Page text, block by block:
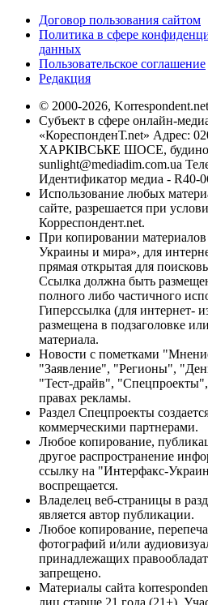
Договор пользования сайтом
Политика в сфере
данных
Пользовательское соглашение
Редакция
© 2000-2026, Korrespondent.net
Субъект в сфере онлайн-
«КореспонденТ.net» Адрес:
ХАРКІВСЬКЕ ШОСЕ, будинок
sunlight@mediadim.com.ua
Идентификатор медиа - R40-
Использование любых
сайте, разрешается при
Корреспондент.net.
При копировании
Украины и мира», для
прямая открытая для
Ссылка должна быть
полного либо частичного
Гиперссылка (для интернет-
размещена в подзаголовке
материала.
Новости с пометками
"Заявление", "Регионы",
"Тест-драйв",
правах рекламы.
Раздел Спецпроекты
коммерческими партнерами.
Любое копирование,
другое распространение
ссылку на "Интерфакс-
воспрещается.
Владелец веб-страницы в
является автор публикации.
Любое копирование,
фотографий и/или
принадлежащих
запрещено.
Материалы сайта
лиц старше 21 года (21+).